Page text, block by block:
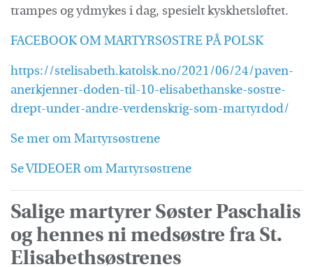
trampes og ydmykes i dag, spesielt kyskhetsløftet.
FACEBOOK OM MARTYRSØSTRE PÅ POLSK
https://stelisabeth.katolsk.no/2021/06/24/paven-
anerkjenner-doden-til-10-elisabethanske-sostre-
drept-under-andre-verdenskrig-som-martyrdod/
Se mer om Martyrsøstrene
Se VIDEOER om Martyrsøstrene
Salige martyrer Søster Paschalis
og hennes ni medsøstre fra St.
Elisabethsøstrenes